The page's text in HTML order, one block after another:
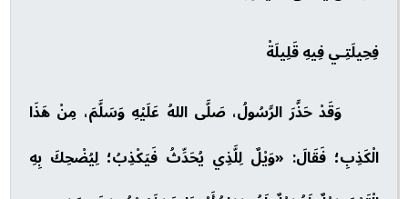
فِحِيلَتِـي فِيهِ قَلِيلَةْ
وَقَدْ حَذَّرَ الرَّسُولُ، صَلَّى اللهُ عَلَيْهِ وَسَلَّمَ، مِنْ هَذَا
الْكَذِبِ؛ فَقَالَ: «وَيْلٌ لِلَّذِي يُحَدِّثُ فَيَكْذِبُ؛ لِيُضْحِكَ بِهِ